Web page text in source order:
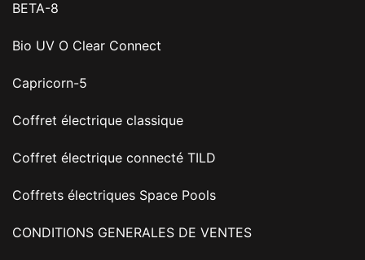
BETA-8
Bio UV O Clear Connect
Capricorn-5
Coffret électrique classique
Coffret électrique connecté TILD
Coffrets électriques Space Pools
CONDITIONS GENERALES DE VENTES